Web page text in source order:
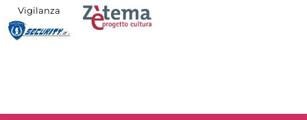
Vigilanza